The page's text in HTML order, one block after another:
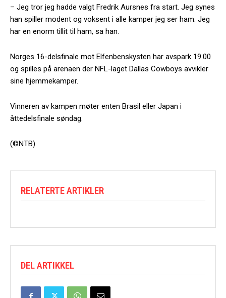
– Jeg tror jeg hadde valgt Fredrik Aursnes fra start. Jeg synes
han spiller modent og voksent i alle kamper jeg ser ham. Jeg
har en enorm tillit til ham, sa han.
Norges 16-delsfinale mot Elfenbenskysten har avspark 19.00
og spilles på arenaen der NFL-laget Dallas Cowboys avvikler
sine hjemmekamper.
Vinneren av kampen møter enten Brasil eller Japan i
åttedelsfinale søndag.
(©NTB)
RELATERTE ARTIKLER
DEL ARTIKKEL